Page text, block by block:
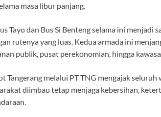
masa libur panjang.
Tayo dan Bus Si Benteng selama ini menjadi
rutenya yang luas. Kedua armada ini
publik, pusat perekonomian, hingga
Tangerang melalui PT TNG mengajak
diimbau tetap menjaga kebersihan,